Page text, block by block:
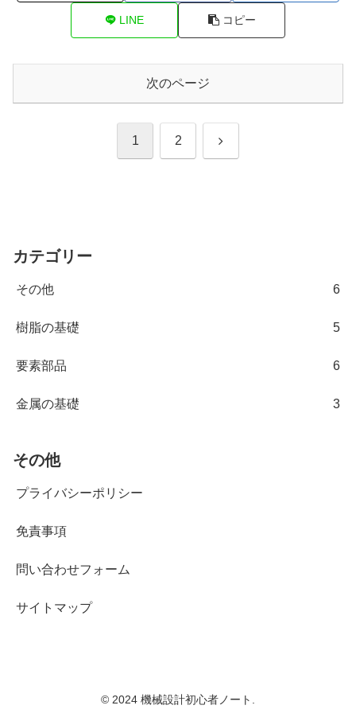
LINE コピー
次のページ
1 2 次
カテゴリー
その他 6
樹脂の基礎 5
要素部品 6
金属の基礎 3
その他
プライバシーポリシー
免責事項
問い合わせフォーム
サイトマップ
© 2024 機械設計初心者ノート.